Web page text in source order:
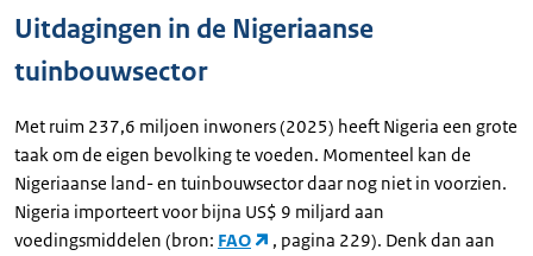
Uitdagingen in de Nigeriaanse
tuinbouwsector
Met ruim 237,6 miljoen inwoners (2025) heeft Nigeria een grote
taak om de eigen bevolking te voeden. Momenteel kan de
Nigeriaanse land- en tuinbouwsector daar nog niet in voorzien.
Nigeria importeert voor bijna US$ 9 miljard aan
voedingsmiddelen (bron: FAO
, pagina 229). Denk dan aan